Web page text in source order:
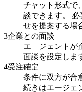
チャット形式で
談できます。
せを提案する場
3企業との面談
エージェントが
面談を設定しま
4受注確定
条件に双方が合
続きはエージェ